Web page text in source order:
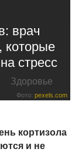
врач
которые
стресс
Здоровье
Фото: pexels.com
кортизола
и не